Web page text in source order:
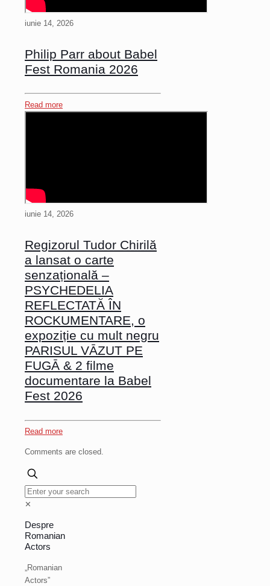
iunie 14, 2026
Philip Parr about Babel
Fest Romania 2026
Read more
iunie 14, 2026
Regizorul Tudor Chirilă
a lansat o carte
senzațională –
PSYCHEDELIA
REFLECTATĂ ÎN
ROCKUMENTARE, o
expoziție cu mult negru
PARISUL VĀZUT PE
FUGĀ & 2 filme
documentare la Babel
Fest 2026
Read more
Comments are closed.
✕
Despre
Romanian
Actors
„Romanian
Actors”